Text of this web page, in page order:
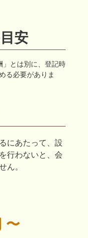
安
とは別に、登記時
る必要がありま
にあたって、設
行わないと、会
。
〜